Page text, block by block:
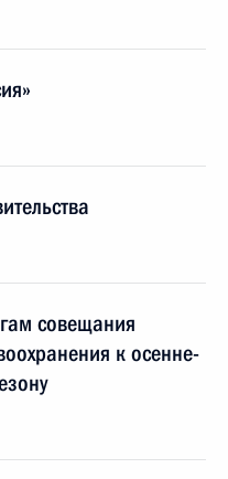
совещания
к осенне-